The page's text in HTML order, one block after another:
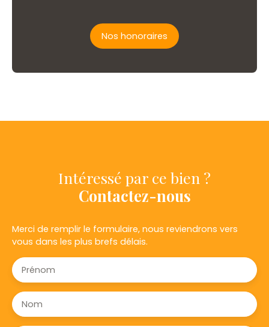
Nos honoraires
Intéressé par ce bien ?
Contactez-nous
Merci de remplir le formulaire, nous reviendrons vers
vous dans les plus brefs délais.
Prénom
Nom